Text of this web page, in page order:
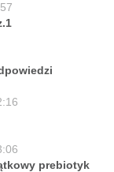
: będziesz
prebiotyk